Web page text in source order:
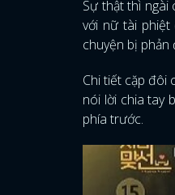
Sự thật thì ngài
với nữ tài phiệt
chuyện bị
Chi tiết cặp đôi
nói lời chia tay
phía trước.